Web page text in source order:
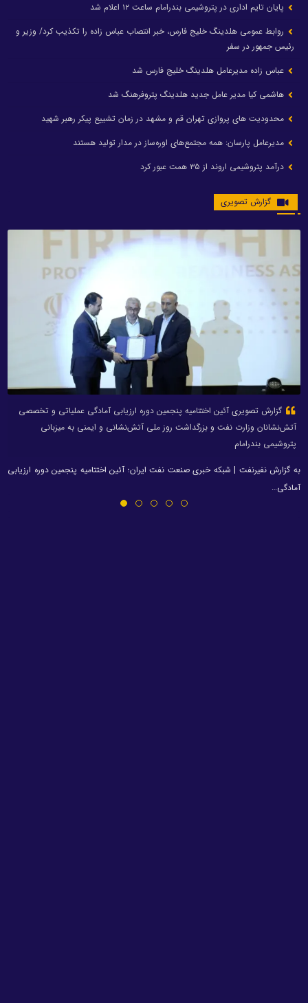
پایان تایم اداری در پتروشیمی بندرامام ساعت ۱۲ اعلام شد
روابط عمومی هلدینگ خلیج فارس، خبر انتصاب عباس زاده را تکذیب کرد/ وزیر و
رئیس جمهور در سفر
عباس زاده مدیرعامل هلدینگ خلیج فارس شد
هاشمی کیا مدیر عامل جدید هلدینگ پتروفرهنگ شد
محدودیت های پروازی تهران قم و مشهد در زمان تشییع پیکر رهبر شهید
مدیرعامل پارسان: همه مجتمع‌های اوره‌ساز در مدار تولید هستند
درآمد پتروشیمی اروند از ۳۵ همت عبور کرد
گزارش تصویری
گزارش تصویری آئین اختتامیه پنجمین دوره ارزیابی آمادگی عملیاتی و تخصصی
آتش‌نشانان وزارت نفت و بزرگداشت روز ملی آتش‌نشانی و ایمنی به میزبانی
پتروشیمی بندرامام
به گزارش نفیرنفت | شبکه خبری صنعت نفت ایران؛ آئین اختتامیه پنجمین دوره ارزیابی
آمادگی…